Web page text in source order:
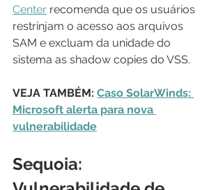
Center recomenda que os usuários
restrinjam o acesso aos arquivos
SAM e excluam da unidade do
sistema as shadow copies do VSS.
VEJA TAMBÉM: Caso SolarWinds:
Microsoft alerta para nova
vulnerabilidade
Sequoia: